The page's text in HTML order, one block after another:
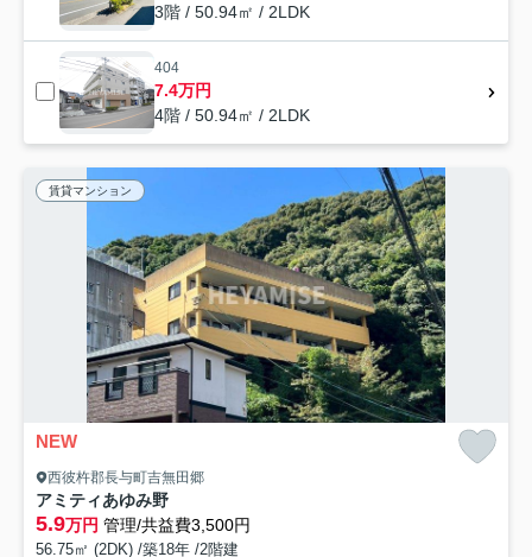
3階 / 50.94㎡ / 2LDK
404
7.4万円
4階 / 50.94㎡ / 2LDK
賃貸マンション
NEW
西彼杵郡長与町吉無田郷
アミティあゆみ野
5.9万円 管理/共益費3,500円
56.75㎡ (2DK) /築18年 /2階建